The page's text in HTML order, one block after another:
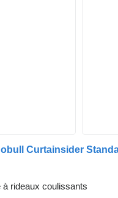
Curtainsider
à rideaux coulissants